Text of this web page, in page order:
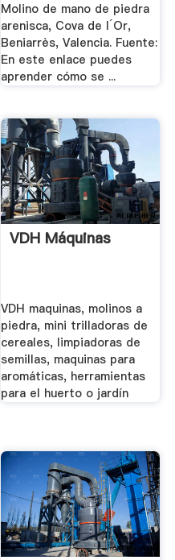
Molino de mano de piedra
arenisca, Cova de l´Or,
Beniarrès, Valencia. Fuente:
En este enlace puedes
aprender cómo se ...
VDH Máquinas
VDH maquinas, molinos a
piedra, mini trilladoras de
cereales, limpiadoras de
semillas, maquinas para
aromáticas, herramientas
para el huerto o jardín